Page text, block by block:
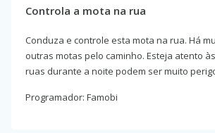
Controla a mota na rua
Conduza e controle esta mota na rua. Há
outras motas pelo caminho. Esteja atento
ruas durante a noite podem ser muito
Programador: Famobi